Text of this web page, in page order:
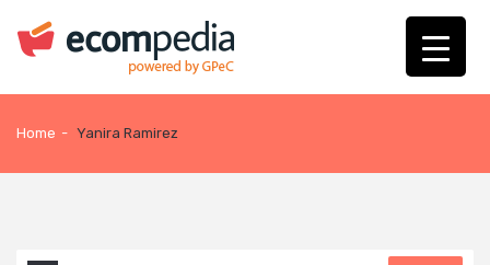
Home - Yanira Ramirez